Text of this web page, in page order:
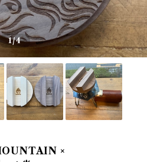
1/4
×